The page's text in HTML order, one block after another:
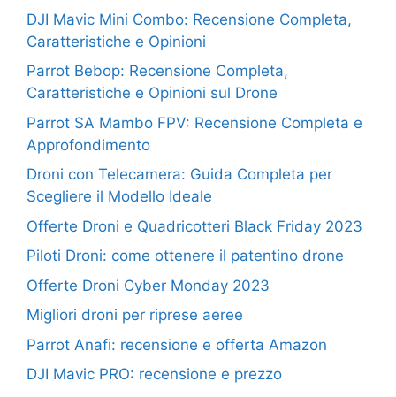
DJI Mavic Mini Combo: Recensione Completa,
Caratteristiche e Opinioni
Parrot Bebop: Recensione Completa,
Caratteristiche e Opinioni sul Drone
Parrot SA Mambo FPV: Recensione Completa e
Approfondimento
Droni con Telecamera: Guida Completa per
Scegliere il Modello Ideale
Offerte Droni e Quadricotteri Black Friday 2023
Piloti Droni: come ottenere il patentino drone
Offerte Droni Cyber Monday 2023
Migliori droni per riprese aeree
Parrot Anafi: recensione e offerta Amazon
DJI Mavic PRO: recensione e prezzo